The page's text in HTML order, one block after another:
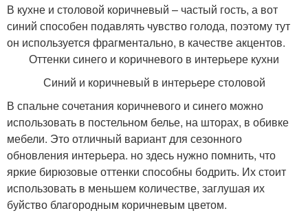
В кухне и столовой коричневый – частый гость, а вот
синий способен подавлять чувство голода, поэтому тут
он используется фрагментально, в качестве акцентов.
Оттенки синего и коричневого в интерьере кухни
Синий и коричневый в интерьере столовой
В спальне сочетания коричневого и синего можно
использовать в постельном белье, на шторах, в обивке
мебели. Это отличный вариант для сезонного
обновления интерьера. но здесь нужно помнить, что
яркие бирюзовые оттенки способны бодрить. Их стоит
использовать в меньшем количестве, заглушая их
буйство благородным коричневым цветом.